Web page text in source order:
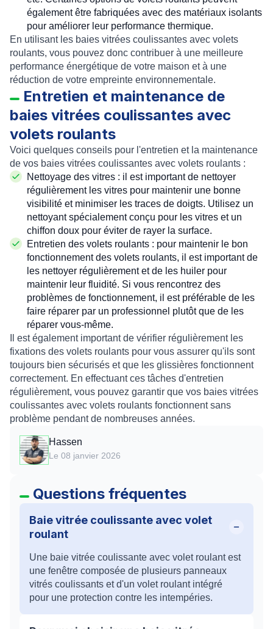
également être fabriquées avec des matériaux isolants
pour améliorer leur performance thermique.
En utilisant les baies vitrées coulissantes avec volets
roulants, vous pouvez donc contribuer à une meilleure
performance énergétique de votre maison et à une
réduction de votre empreinte environnementale.
Entretien et maintenance de
baies vitrées coulissantes avec
volets roulants
Voici quelques conseils pour l'entretien et la maintenance
de vos baies vitrées coulissantes avec volets roulants :
Nettoyage des vitres : il est important de nettoyer
régulièrement les vitres pour maintenir une bonne
visibilité et minimiser les traces de doigts. Utilisez un
nettoyant spécialement conçu pour les vitres et un
chiffon doux pour éviter de rayer la surface.
Entretien des volets roulants : pour maintenir le bon
fonctionnement des volets roulants, il est important de
les nettoyer régulièrement et de les huiler pour
maintenir leur fluidité. Si vous rencontrez des
problèmes de fonctionnement, il est préférable de les
faire réparer par un professionnel plutôt que de les
réparer vous-même.
Il est également important de vérifier régulièrement les
fixations des volets roulants pour vous assurer qu'ils sont
toujours bien sécurisés et que les glissières fonctionnent
correctement. En effectuant ces tâches d'entretien
régulièrement, vous pouvez garantir que vos baies vitrées
coulissantes avec volets roulants fonctionnent sans
problème pendant de nombreuses années.
Hassen
Le 08 janvier 2026
Questions fréquentes
Baie vitrée coulissante avec volet
roulant
Une baie vitrée coulissante avec volet roulant est
une fenêtre composée de plusieurs panneaux
vitrés coulissants et d'un volet roulant intégré
pour une protection contre les intempéries.